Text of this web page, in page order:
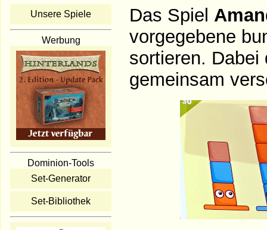
Unsere Spiele
Werbung
Dominion-Tools
Set-Generator
Set-Bibliothek
Das Spiel
vorgegebene
sortieren. Dabei
gemeinsam